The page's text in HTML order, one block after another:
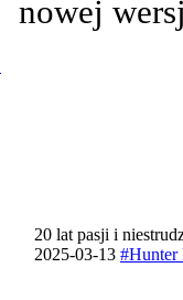
nowej
20 lat pasji i
2025-03-13